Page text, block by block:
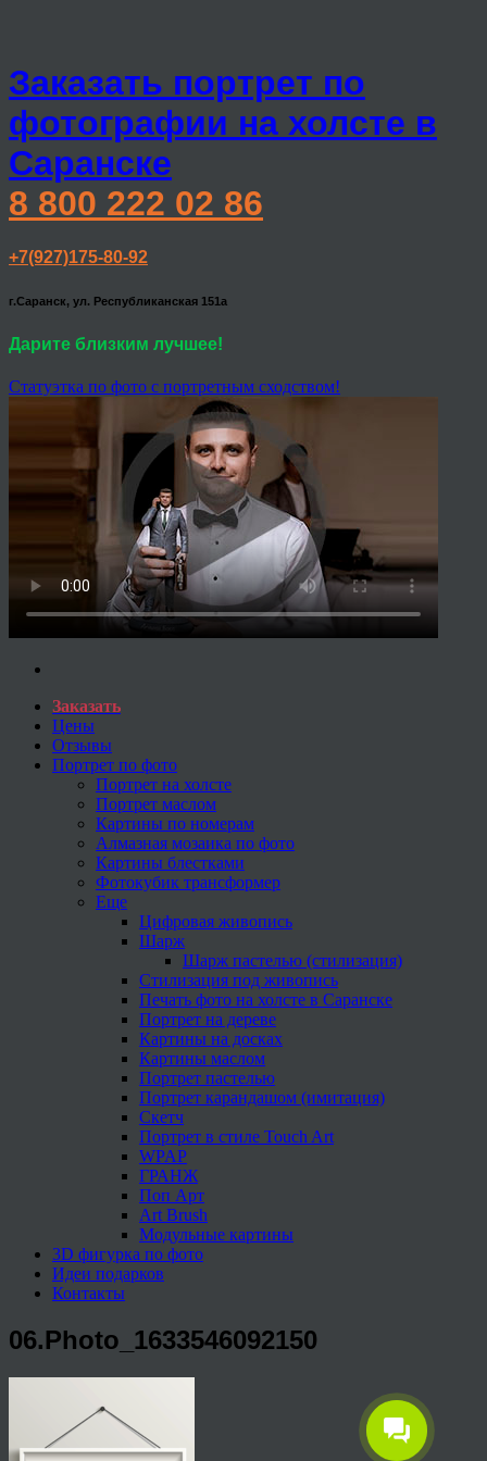
Заказать портрет по
фотографии на холсте в
Саранске
8 800 222 02 86
+7(927)175-80-92
г.Саранск, ул. Республиканская 151а
Дарите близким лучшее!
Статуэтка по фото с портретным сходством!
Заказать
Цены
Отзывы
Портрет по фото
Портрет на холсте
Портрет маслом
Картины по номерам
Алмазная мозаика по фото
Картины блестками
Фотокубик трансформер
Еще
Цифровая живопись
Шарж
Шарж пастелью (стилизация)
Стилизация под живопись
Печать фото на холсте в Саранске
Портрет на дереве
Картины на досках
Картины маслом
Портрет пастелью
Портрет карандашом (имитация)
Скетч
Портрет в стиле Touch Art
WPAP
ГРАНЖ
Поп Арт
Art Brush
Модульные картины
3D фигурка по фото
Идеи подарков
Контакты
06.Photo_1633546092150